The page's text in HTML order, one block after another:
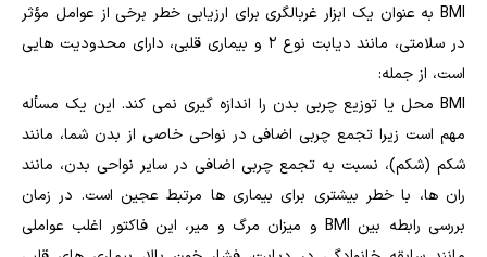
BMI به عنوان یک ابزار غربالگری برای ارزیابی خطر برخی از عوامل مؤثر
در سلامتی، مانند دیابت نوع 2 و بیماری قلبی، دارای محدودیت هایی
است، از جمله:
BMI محل یا توزیع چربی بدن را اندازه گیری نمی کند. این یک مسأله
مهم است زیرا تجمع چربی اضافی در نواحی خاصی از بدن شما، مانند
شکم (شکم)، نسبت به تجمع چربی اضافی در سایر نواحی بدن، مانند
ران ها، با خطر بیشتری برای بیماری ها مرتبط عجین است. در زمان
بررسی رابطه بین BMI و میزان مرگ و میر، این فاکتور اغلب عواملی